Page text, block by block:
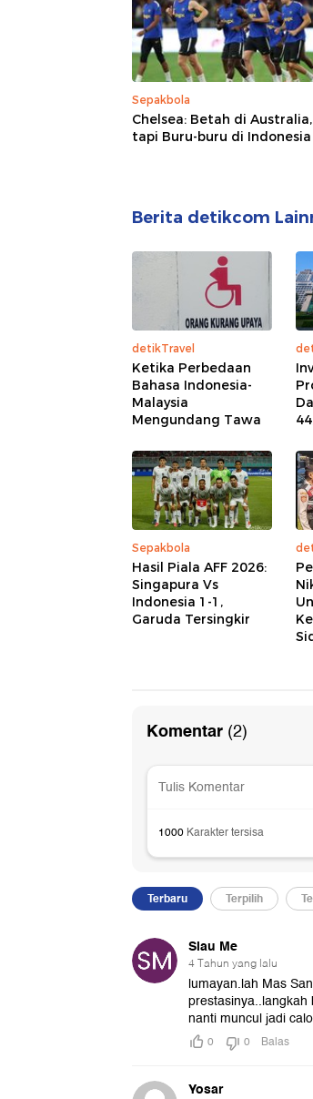
Sepakbola
Chelsea: Betah di Australia,
tapi Buru-buru di Indonesia
Berita detikcom
detikTravel
Ketika Perbedaan
Bahasa Indonesia-
Malaysia
Mengundang Tawa
Sepakbola
Hasil Piala AFF 2026:
Singapura Vs
Indonesia 1-1,
Garuda Tersingkir